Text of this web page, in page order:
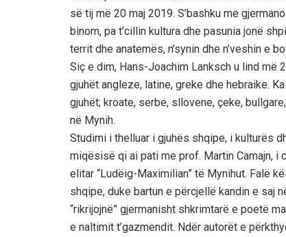
së tij më 20 maj 2019. S’bashku me
binom, pa t’cillin kultura dhe pasunia jonë
territ dhe anatemës, n’synin dhe n’veshin e
Siç e dim, Hans-Joachim Lanksch u lind më
gjuhët angleze, latine, greke dhe hebraike.
gjuhët; kroate, serbe, sllovene, çeke,
në Mynih.
Studimi i thelluar i gjuhës shqipe, i kulturës
miqësisë qi ai pati me prof. Martin Camajn,
elitar “Ludëig-Maximilian” të Mynihut. Falë
shqipe, duke bartun e përcjellë kandin e saj
“rikrijojnë” gjermanisht shkrimtarë e poetë
e naltimit t’gazmendit. Ndër autorët e